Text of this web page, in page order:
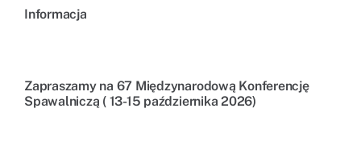
Informacja
Zapraszamy na 67 Międzynarodową Konferencję
Spawalniczą ( 13-15 października 2026)